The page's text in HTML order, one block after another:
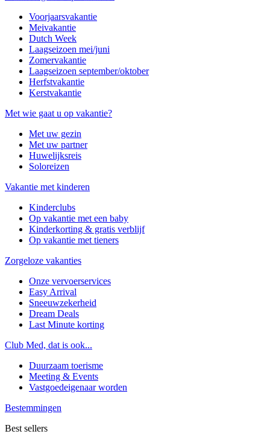
Voorjaarsvakantie
Meivakantie
Dutch Week
Laagseizoen mei/juni
Zomervakantie
Laagseizoen september/oktober
Herfstvakantie
Kerstvakantie
Met wie gaat u op vakantie?
Met uw gezin
Met uw partner
Huwelijksreis
Soloreizen
Vakantie met kinderen
Kinderclubs
Op vakantie met een baby
Kinderkorting & gratis verblijf
Op vakantie met tieners
Zorgeloze vakanties
Onze vervoerservices
Easy Arrival
Sneeuwzekerheid
Dream Deals
Last Minute korting
Club Med, dat is ook...
Duurzaam toerisme
Meeting & Events
Vastgoedeigenaar worden
Bestemmingen
Best sellers